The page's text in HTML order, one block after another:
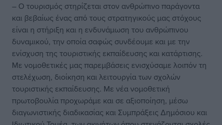
– Ο τουρισμός στηρίζεται στον ανθρώπινο παράγοντα
και βεβαίως ένας από τους στρατηγικούς μας στόχους
είναι η στήριξη και η ενδυνάμωση του ανθρώπινου
δυναμικού, την οποία σαφώς συνδέουμε και με την
ενίσχυση της τουριστικής εκπαίδευσης και κατάρτισης.
Με νομοθετικές μας παρεμβάσεις ενισχύσαμε λοιπόν τη
στελέχωση, διοίκηση και λειτουργία των σχολών
τουριστικής εκπαίδευσης. Με νέα νομοθετική
πρωτοβουλία προχωράμε και σε αξιοποίηση, μέσω
διαγωνιστικής διαδικασίας και Συμπράξεις Δημόσιου και